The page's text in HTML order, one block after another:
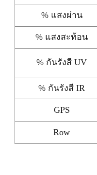
% แสงผ่าน
% แสงสะท้อน
% กันรังสี UV
% กันรังสี IR
GPS
Row